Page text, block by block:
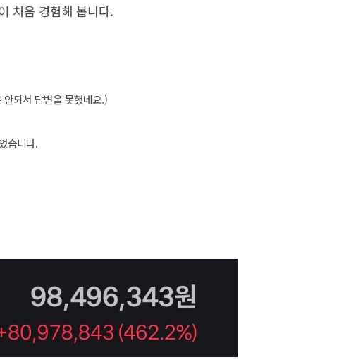
처음 경험해 봅니다.
되서 답변을 못했네요.)
습니다.